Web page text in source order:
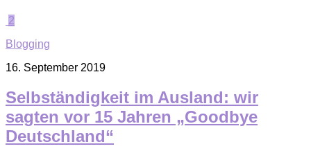
2
Blogging
16. September 2019
Selbständigkeit im Ausland: wir
sagten vor 15 Jahren „Goodbye
Deutschland“